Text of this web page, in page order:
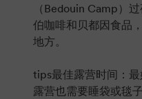
（Bedouin Camp）
伯咖啡和贝都因食品
地方。
tips最佳露营时间：
露营也需要睡袋或毯